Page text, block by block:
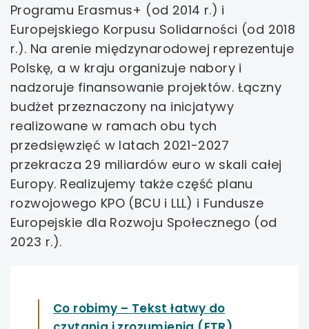
uwaga, link otwiera się w nowej karcie
uwaga, link otwiera się w nowej karcie
uwaga, link otwiera się w nowej karcie
uwaga, link otwiera się w nowej karcie
uwaga, link otwiera się w nowej karcie
uwaga, link otwiera się w nowej karcie
uwaga, link otwiera się w nowej karcie
uwaga, link otwiera się w nowej karcie
Programu Erasmus+ (od 2014 r.) i
Europejskiego Korpusu Solidarności (od 2018
r.). Na arenie międzynarodowej reprezentuje
Polskę, a w kraju organizuje nabory i
nadzoruje finansowanie projektów. Łączny
budżet przeznaczony na inicjatywy
realizowane w ramach obu tych
przedsięwzięć w latach 2021-2027
przekracza 29 miliardów euro w skali całej
Europy. Realizujemy także część planu
rozwojowego KPO (BCU i LLL) i Fundusze
Europejskie dla Rozwoju Społecznego (od
2023 r.).
Co robimy – Tekst łatwy do